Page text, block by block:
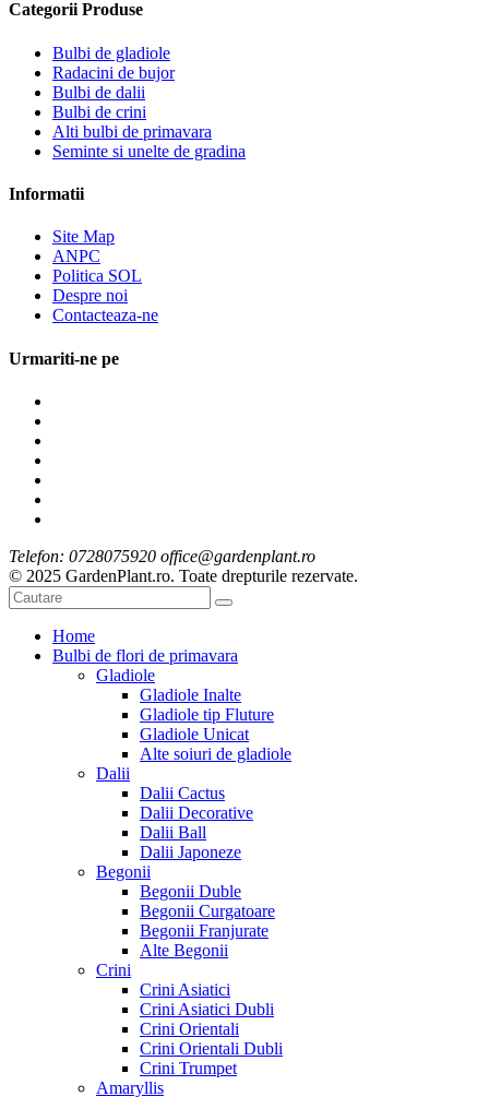
Categorii Produse
Bulbi de gladiole
Radacini de bujor
Bulbi de dalii
Bulbi de crini
Alti bulbi de primavara
Seminte si unelte de gradina
Informatii
Site Map
ANPC
Politica SOL
Despre noi
Contacteaza-ne
Urmariti-ne pe
Telefon: 0728075920 office@gardenplant.ro
© 2025 GardenPlant.ro. Toate drepturile rezervate.
Home
Bulbi de flori de primavara
Gladiole
Gladiole Inalte
Gladiole tip Fluture
Gladiole Unicat
Alte soiuri de gladiole
Dalii
Dalii Cactus
Dalii Decorative
Dalii Ball
Dalii Japoneze
Begonii
Begonii Duble
Begonii Curgatoare
Begonii Franjurate
Alte Begonii
Crini
Crini Asiatici
Crini Asiatici Dubli
Crini Orientali
Crini Orientali Dubli
Crini Trumpet
Amaryllis